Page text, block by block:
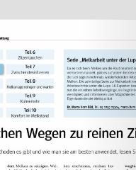
Skip to main content